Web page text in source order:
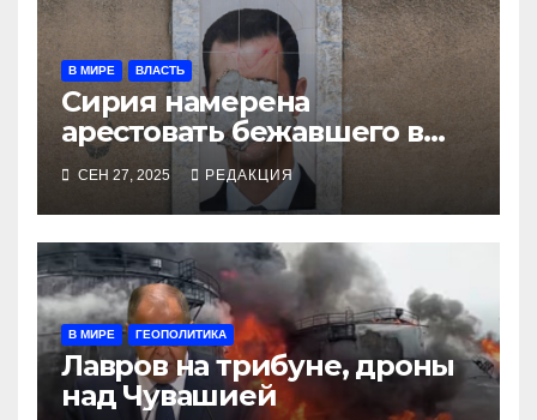
В МИРЕ ВЛАСТЬ
Сирия намерена
арестовать бежавшего в
Москву экс-диктатора
СЕН 27, 2025 РЕДАКЦИЯ
В МИРЕ ГЕОПОЛИТИКА
Лавров на трибуне, дроны
над Чувашией